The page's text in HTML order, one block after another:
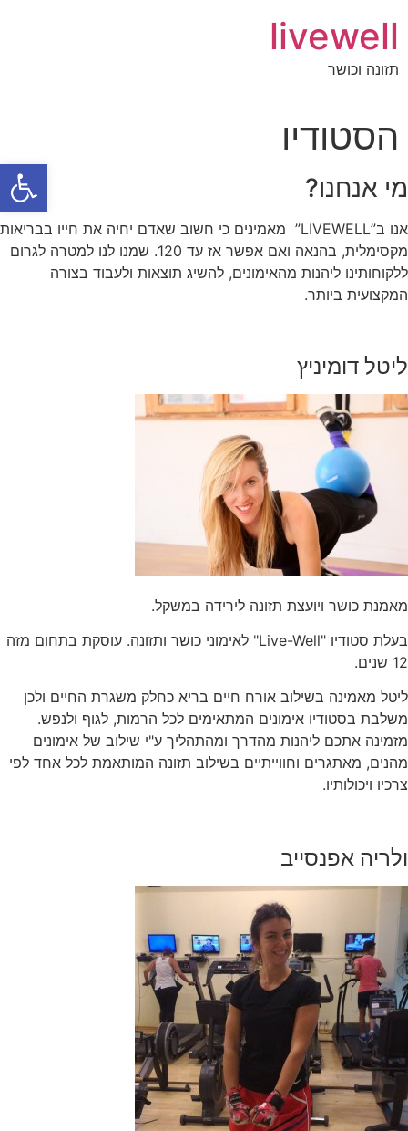
פתח
livewell
תזונה וכושר
הסטודיו
מי אנחנו?
אנו ב”LIVEWELL” מאמינים כי חשוב שאדם יחיה את חייו בבריאות
מקסימלית, בהנאה ואם אפשר אז עד 120. שמנו לנו למטרה לגרום
ללקוחותינו ליהנות מהאימונים, להשיג תוצאות ולעבוד בצורה
המקצועית ביותר.
ליטל דומיניץ
מאמנת כושר ויועצת תזונה לירידה במשקל.
בעלת סטודיו "Live-Well" לאימוני כושר ותזונה. עוסקת בתחום מזה
12 שנים.
ליטל מאמינה בשילוב אורח חיים בריא כחלק משגרת החיים ולכן
משלבת בסטודיו אימונים המתאימים לכל הרמות, לגוף ולנפש.
מזמינה אתכם ליהנות מהדרך ומהתהליך ע"י שילוב של אימונים
מהנים, מאתגרים וחווייתיים בשילוב תזונה המותאמת לכל אחד לפי
צרכיו ויכולותיו.
ולריה אפנסייב